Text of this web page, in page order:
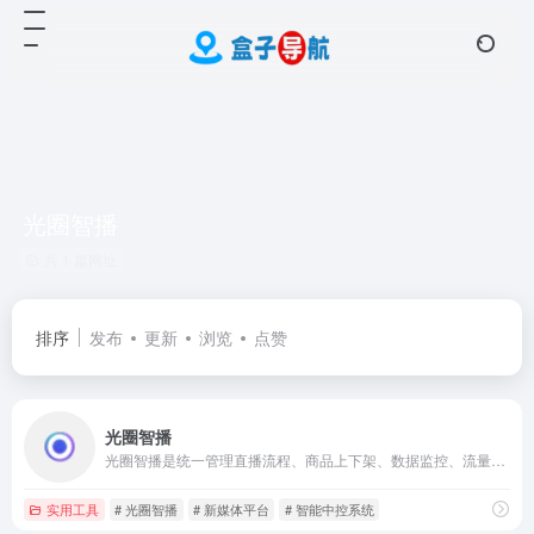
排序 发布 更新 浏览 点赞
光圈智播
实用工具 # 光圈智播 # 新媒体平台 # 智能中控系统